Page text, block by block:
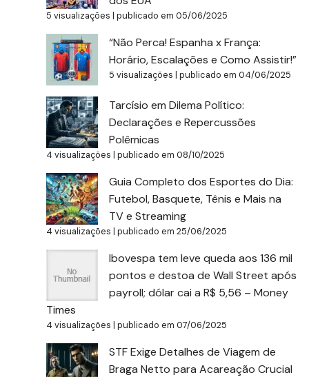
5 visualizações |publicado em 05/06/2025
“Não Perca! Espanha x França:
Horário, Escalações e Como Assistir!”
5 visualizações |publicado em 04/06/2025
Tarcísio em Dilema Político:
Declarações e Repercussões
Polêmicas
4 visualizações |publicado em 08/10/2025
Guia Completo dos Esportes do Dia:
Futebol, Basquete, Tênis e Mais na
TV e Streaming
4 visualizações |publicado em 25/06/2025
Ibovespa tem leve queda aos 136 mil
pontos e destoa de Wall Street após
payroll; dólar cai a R$ 5,56 – Money
Times
4 visualizações |publicado em 07/06/2025
STF Exige Detalhes de Viagem de
Braga Netto para Acareação Crucial